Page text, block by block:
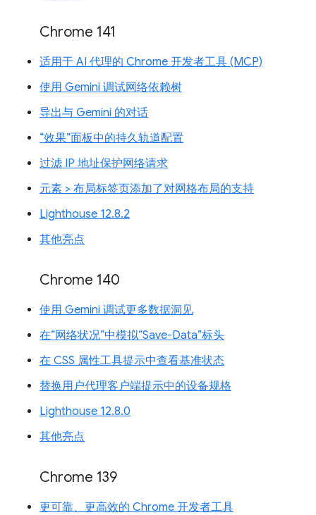
Chrome 141
适用于 AI 代理的 Chrome 开发者工具 (MCP)
使用 Gemini 调试网络依赖树
导出与 Gemini 的对话
“效果”面板中的持久轨道配置
过滤 IP 地址保护网络请求
元素 > 布局标签页添加了对网格布局的支持
Lighthouse 12.8.2
其他亮点
Chrome 140
使用 Gemini 调试更多数据洞见
在“网络状况”中模拟“Save-Data”标头
在 CSS 属性工具提示中查看基准状态
替换用户代理客户端提示中的设备规格
Lighthouse 12.8.0
其他亮点
Chrome 139
更可靠、更高效的 Chrome 开发者工具